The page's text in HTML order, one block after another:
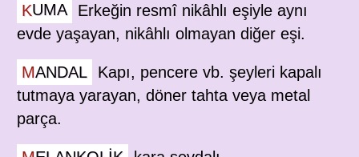
KUMA
Erkeğin resmî nikâhlı eşiyle aynı
evde yaşayan, nikâhlı olmayan diğer eşi.
MANDAL
Kapı, pencere vb. şeyleri kapalı
tutmaya yarayan, döner tahta veya metal
parça.